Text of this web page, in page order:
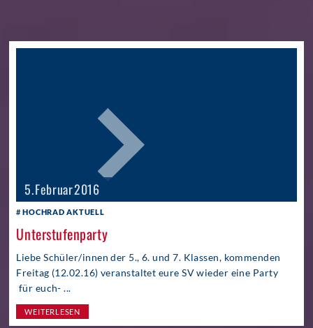
5. Februar 2016
HOCHRAD AKTUELL
Unterstufenparty
Liebe Schüler/innen der 5., 6. und 7. Klassen, kommenden
Freitag (12.02.16) veranstaltet eure SV wieder eine Party
für euch- ...
WEITERLESEN